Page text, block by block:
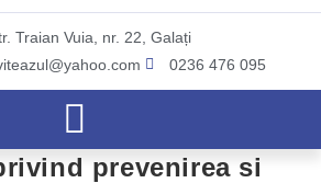
Traian Vuia, nr. 22, Galați
0236 476 095
prevenirea si